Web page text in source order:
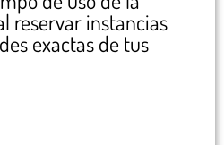
reservar instancias
exactas de tus